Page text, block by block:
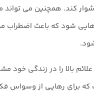
کند. همچنین می تواند
شود که باعث اضطراب
بالا را در زندگی خود
برای رهایی از وسواس